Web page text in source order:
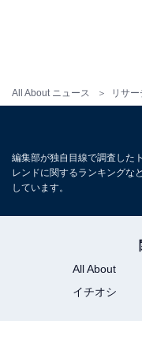
All About ニュース リサー
編集部が独自目線で調査した
レンドに関するランキングな
しています。
All About
イチオシ